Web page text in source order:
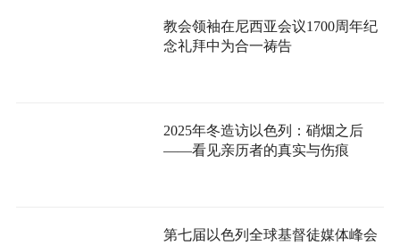
教会领袖在尼西亚会议1700周年纪
念礼拜中为合一祷告
2025年冬造访以色列：硝烟之后
——看见亲历者的真实与伤痕
第七届以色列全球基督徒媒体峰会